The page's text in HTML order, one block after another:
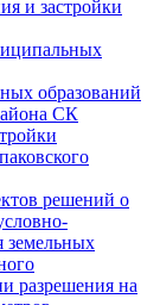
и застройки
образований
СК
решений о
земельных
разрешения на